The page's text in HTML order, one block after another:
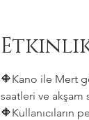
🔶Kano ile Mert
saatleri ve akşam
🔶Kullanıcıların